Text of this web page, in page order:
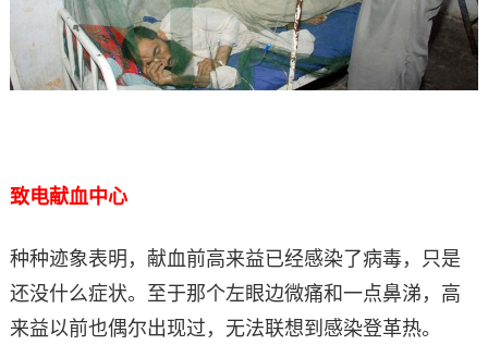
致电献血中心
种种迹象表明，献血前高来益已经感染了病毒，只是
还没什么症状。至于那个左眼边微痛和一点鼻涕，高
来益以前也偶尔出现过，无法联想到感染登革热。